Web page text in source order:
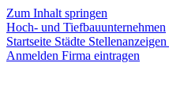
Zum Inhalt springen
Hoch- und Tiefbauunternehmen
Startseite Städte Stellenanzeigen
Anmelden Firma eintragen